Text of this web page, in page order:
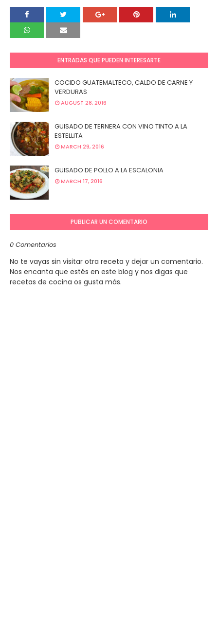
ENTRADAS QUE PUEDEN INTERESARTE
COCIDO GUATEMALTECO, CALDO DE CARNE Y
VERDURAS
AUGUST 28, 2016
GUISADO DE TERNERA CON VINO TINTO A LA
ESTELLITA
MARCH 29, 2016
GUISADO DE POLLO A LA ESCALONIA
MARCH 17, 2016
PUBLICAR UN COMENTARIO
0 Comentarios
No te vayas sin visitar otra receta y dejar un comentario.
Nos encanta que estés en este blog y nos digas que
recetas de cocina os gusta más.